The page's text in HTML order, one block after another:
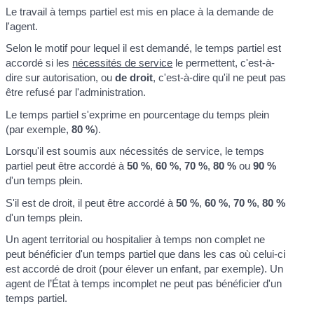
Le travail à temps partiel est mis en place à la demande de
l'agent.
Selon le motif pour lequel il est demandé, le temps partiel est
accordé si les nécessités de service le permettent, c'est-à-
dire sur autorisation, oude droit, c'est-à-dire qu'il ne peut pas
être refusé par l'administration.
Le temps partiel s'exprime en pourcentage du temps plein
(par exemple,80 %).
Lorsqu'il est soumis aux nécessités de service, le temps
partiel peut être accordé à50 %,60 %,70 %,80 % ou90 %
d'un temps plein.
S'il est de droit, il peut être accordé à50 %,60 %,70 %,80 %
d'un temps plein.
Un agent territorial ou hospitalier à temps non complet ne
peut bénéficier d'un temps partiel que dans les cas où celui-ci
est accordé de droit (pour élever un enfant, par exemple). Un
agent de l’État à temps incomplet ne peut pas bénéficier d'un
temps partiel.